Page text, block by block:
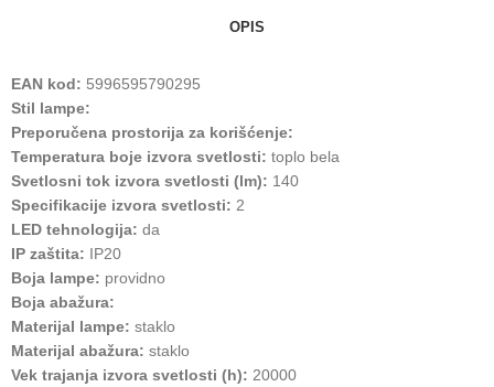
OPIS
EAN kod: 5996595790295
Stil lampe:
Preporučena prostorija za korišćenje:
Temperatura boje izvora svetlosti: toplo bela
Svetlosni tok izvora svetlosti (lm): 140
Specifikacije izvora svetlosti: 2
LED tehnologija: da
IP zaštita: IP20
Boja lampe: providno
Boja abažura:
Materijal lampe: staklo
Materijal abažura: staklo
Vek trajanja izvora svetlosti (h): 20000